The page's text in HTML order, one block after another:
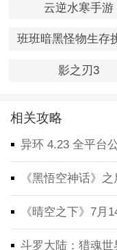
云逆水寒手游
班班暗黑怪物生存
影之刃3
相关攻略
异环 4.23 全平台
《黑悟空神话》
《晴空之下》7月
斗罗大陆：猎魂